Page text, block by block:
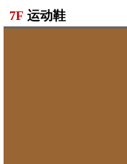
7F 运动鞋